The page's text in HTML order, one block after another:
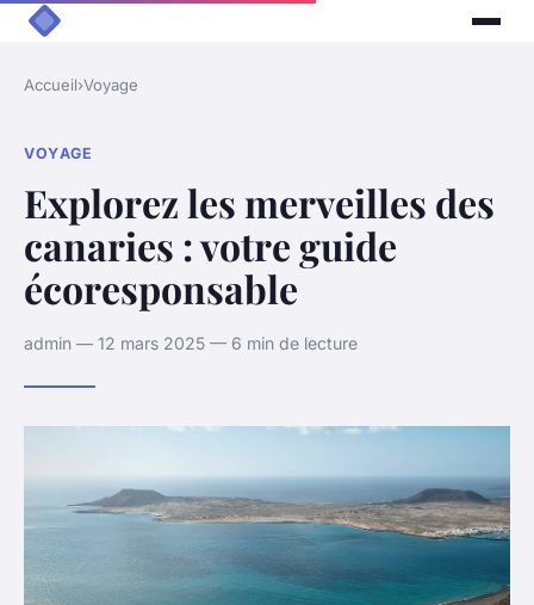
Accueil›Voyage
VOYAGE
Explorez les merveilles des
canaries : votre guide
écoresponsable
admin — 12 mars 2025 — 6 min de lecture